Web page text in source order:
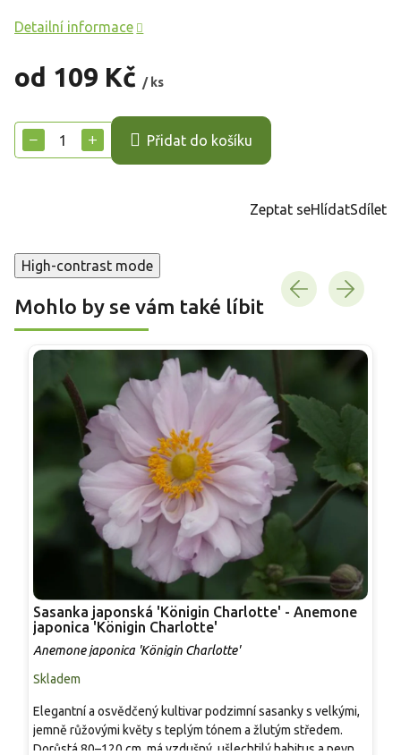
od 109 Kč / ks
cena:
+
− Přidat do košíku
Detailní informace
Zeptat seHlídatSdílet
High-contrast mode
Mohlo by se vám také líbit
Sasanka japonská 'Königin Charlotte' - Anemone
japonica 'Königin Charlotte'
Anemone japonica 'Königin Charlotte'
Skladem
Elegantní a osvědčený kultivar podzimní sasanky s velkými,
jemně růžovými květy s teplým tónem a žlutým středem.
Dorůstá 80–120 cm, má vzdušný, ušlechtilý habitus a pevné